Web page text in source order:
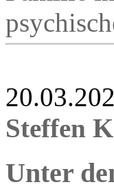
Steffen
Unter